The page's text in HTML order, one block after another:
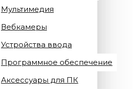
Мультимедия
Вебкамеры
Устройства ввода
Программное обеспечение
Аксессуары для ПК